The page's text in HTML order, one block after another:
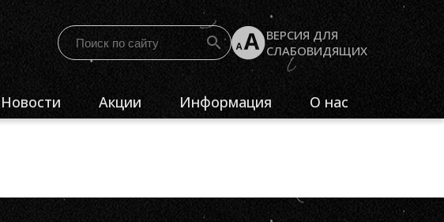
ВЕРСИЯ ДЛЯ
СЛАБОВИДЯЩИХ
Новости Акции Информация
Часто задаваемые вопросы
О нас
Контакты